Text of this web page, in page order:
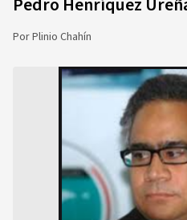
PorPlinio Chahín